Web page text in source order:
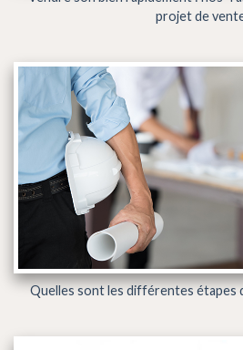
projet de
Quelles sont les différentes étapes